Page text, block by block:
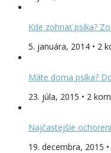
Kde zohnať psíka?
5. januára, 2014 • 2
Máte doma psíka?
23. júla, 2015 • 2
Najčastejšie
19. decembra, 2015